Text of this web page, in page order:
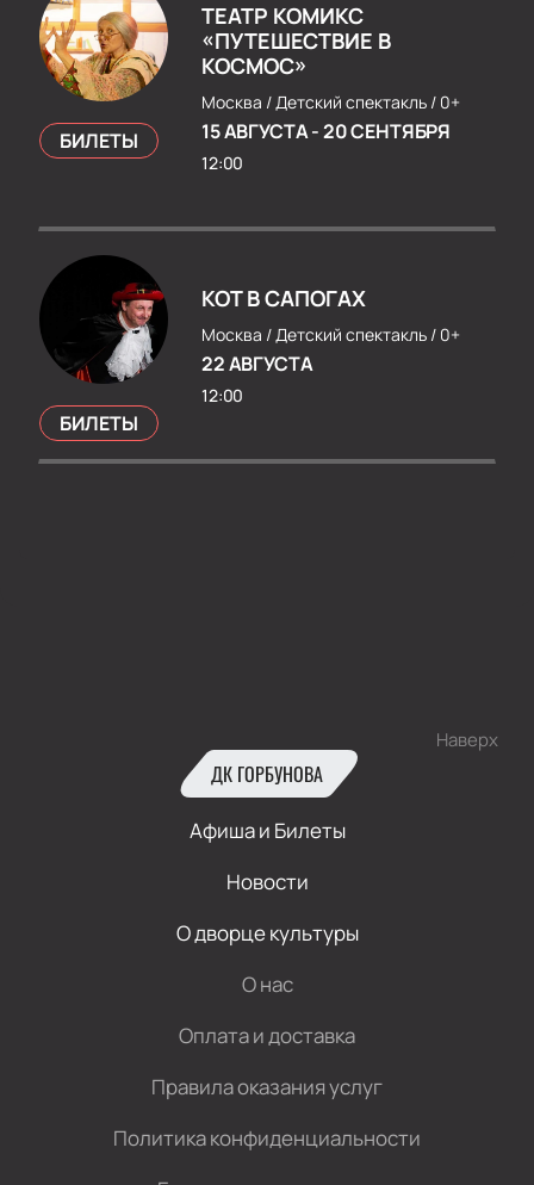
ТЕАТР КОМИКС
«ПУТЕШЕСТВИЕ В
КОСМОС»
Москва /Детский спектакль / 0+
15 АВГУСТА-20 СЕНТЯБРЯ
12:00
БИЛЕТЫ
КОТ В САПОГАХ
Москва /Детский спектакль / 0+
22 АВГУСТА
12:00
БИЛЕТЫ
Наверх
ДК ГОРБУНОВА
Афиша и Билеты
Новости
О дворце культуры
О нас
Оплата и доставка
Правила оказания услуг
Политика конфиденциальности